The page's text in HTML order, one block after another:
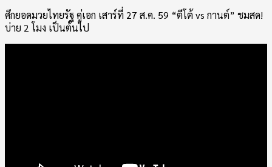
ศึกยอดมวยไทยรัฐ คู่เอก เสาร์ที่ 27 ส.ค. 59 “ตีโต้ vs กานต์” ชมสด!
บ่าย 2 โมง เป็นต้นไป